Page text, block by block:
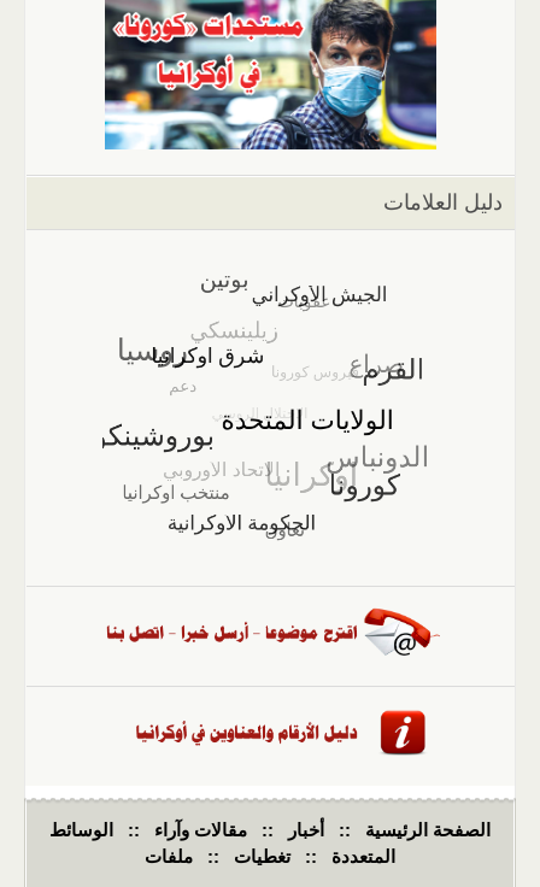
دليل العلامات
الصفحة الرئيسية :: أخبار :: مقالات وآراء ::
الوسائط
المتعددة
:: تغطيات :: ملفات